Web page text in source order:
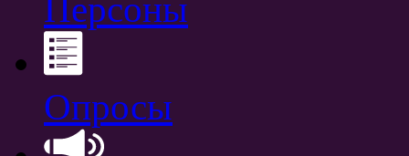
Персоны
Опросы